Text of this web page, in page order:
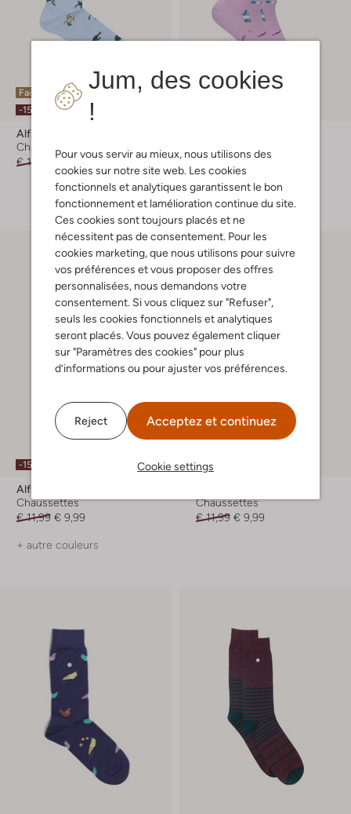
Jum, des cookies
!
Pour vous servir au mieux, nous utilisons des
cookies sur notre site web. Les cookies
fonctionnels et analytiques garantissent le bon
fonctionnement et lamélioration continue du site.
Ces cookies sont toujours placés et ne
nécessitent pas de consentement. Pour les
cookies marketing, que nous utilisons pour suivre
vos préférences et vous proposer des offres
personnalisées, nous demandons votre
consentement. Si vous cliquez sur "Refuser",
seuls les cookies fonctionnels et analytiques
seront placés. Vous pouvez également cliquer
sur "Paramètres des cookies" pour plus
d’informations ou pour ajuster vos préférences.
Reject Acceptez et continuez
Cookie settings
Faites vite
-15%
Alfredo Gonzales
Chaussettes
€ 11,99
€ 9,99
Chaussettes
€ 11,99 € 5,99
+ autre couleurs
-15%
Alfredo Gonzales
Chaussettes
€ 11,99 € 9,99
+ autre couleurs
-15%
Chaussettes
€ 11,99 € 9,99